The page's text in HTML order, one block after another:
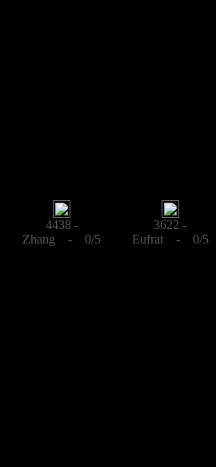
4438 -
Zhang - 0/5
3622 -
Eufrat - 0/5